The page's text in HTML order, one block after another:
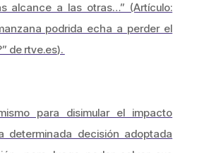
alcance a las otras…” (Artículo:
podrida echa a perder el
de rtve.es).
para disimular el impacto
determinada decisión adoptada